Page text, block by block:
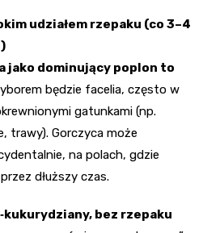
udziałem rzepaku (co 3–4
jako dominujący poplon to
będzie facelia, często w
gatunkami (np.
trawy). Gorczyca może
na polach, gdzie
dłuższy czas.
bez rzepaku